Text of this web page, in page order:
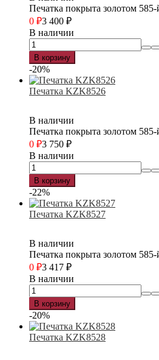
Печатка покрыта золотом
0 ₽3 400 ₽
В наличии
В корзину
-20%
Печатка KZK8526
В наличии
Печатка покрыта золотом
0 ₽3 750 ₽
В наличии
В корзину
-22%
Печатка KZK8527
В наличии
Печатка покрыта золотом
0 ₽3 417 ₽
В наличии
В корзину
-20%
Печатка KZK8528